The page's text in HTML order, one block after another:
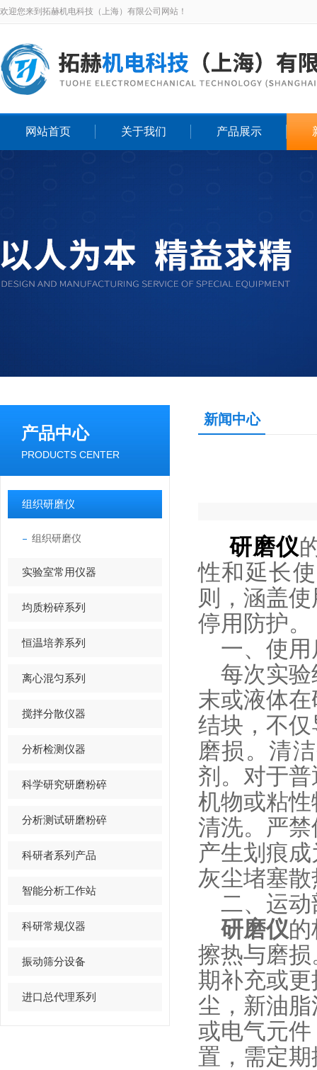
欢迎您来到拓赫机电科技（上海）有限公司网站！
网站首页 关于我们 产品展示
产品中心
PRODUCTS CENTER
组织研磨仪
组织研磨仪
实验室常用仪器
均质粉碎系列
恒温培养系列
离心混匀系列
搅拌分散仪器
分析检测仪器
科学研究研磨粉碎
分析测试研磨粉碎
科研者系列产品
智能分析工作站
科研常规仪器
振动筛分设备
进口总代理系列
新闻中心
研磨仪
性和延长
则，涵盖
停用防护。
一、使用
每次实验
末或液体
结块，不
磨损。清
剂。对于
机物或粘
清洗。严
产生划痕
灰尘堵塞
二、运动
研磨仪
擦热与磨
期补充或
尘，新油
或电气元
置，需定